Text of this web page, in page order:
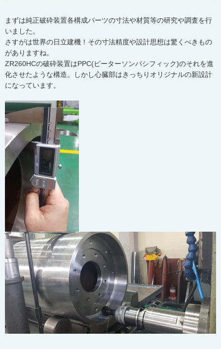
まずは純正破砕装置各構成パーツの寸法や材質等の研究や調査を行
いました。
さすがは世界の日立建機！その寸法精度や設計思想は驚くべきもの
がありますね。
ZR260HCの破砕装置はPPC(ピーターソンパシフィック)のそれを進
化させたような構造。しかし心臓部はきっちりオリジナルの新設計
になっています。